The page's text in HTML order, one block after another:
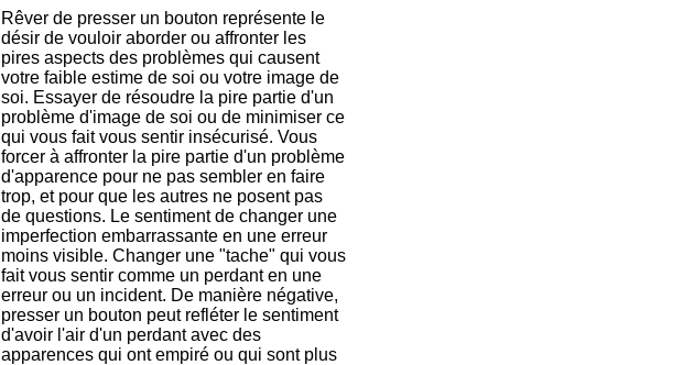
Rêver de presser un bouton représente le
désir de vouloir aborder ou affronter les
pires aspects des problèmes qui causent
votre faible estime de soi ou votre image de
soi. Essayer de résoudre la pire partie d'un
problème d'image de soi ou de minimiser ce
qui vous fait vous sentir insécurisé. Vous
forcer à affronter la pire partie d'un problème
d'apparence pour ne pas sembler en faire
trop, et pour que les autres ne posent pas
de questions. Le sentiment de changer une
imperfection embarrassante en une erreur
moins visible. Changer une "tache" qui vous
fait vous sentir comme un perdant en une
erreur ou un incident. De manière négative,
presser un bouton peut refléter le sentiment
d'avoir l'air d'un perdant avec des
apparences qui ont empiré ou qui sont plus